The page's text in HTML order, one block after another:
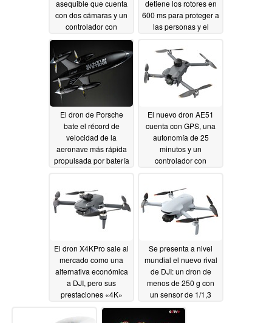
asequible que cuenta
con dos cámaras y un
controlador con
pantalla07/10/2026
detiene los rotores en
600 ms para proteger a
las personas y el
El dron de Porsche
bate el récord de
velocidad de la
aeronave más rápida
propulsada por batería
El nuevo dron AE51
cuenta con GPS, una
autonomía de 25
minutos y un
controlador con
El dron X4KPro sale al
mercado como una
alternativa económica
a DJI, pero sus
prestaciones «4K»
presentan algunas
limitaciones
Se presenta a nivel
mundial el nuevo rival
de DJI: un dron de
menos de 250 g con
un sensor de 1/1,3
pulgadas y 4K a 60 fps